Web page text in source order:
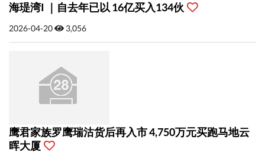
海瑅湾I ｜自去年已以 16亿买入134伙
2026-04-20 3,056
鹰君家族罗鹰瑞沽货后再入市 4,750万元买跑马地云
晖大厦